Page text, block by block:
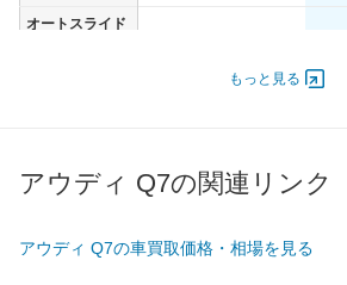
オートスライド
過給機 TB TB
前輪サイズ 235/65R18
もっと見る
アウディ Q7の関連リンク
アウディ Q7の車買取価格・相場を見る